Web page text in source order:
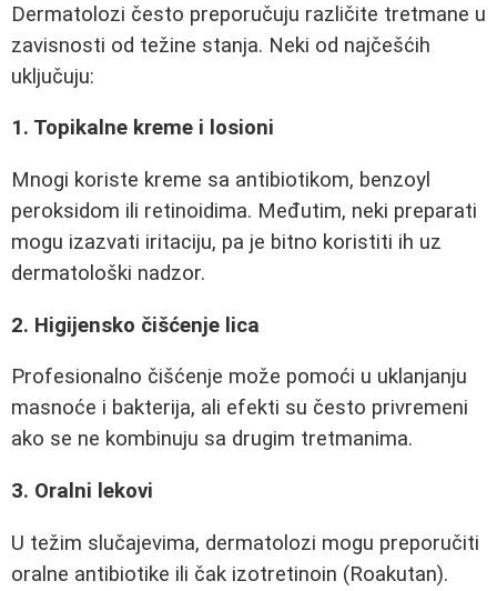
Dermatolozi često preporučuju različite tretmane u
zavisnosti od težine stanja. Neki od najčešćih
uključuju:
1. Topikalne kreme i losioni
Mnogi koriste kreme sa antibiotikom, benzoyl
peroksidom ili retinoidima. Međutim, neki preparati
mogu izazvati iritaciju, pa je bitno koristiti ih uz
dermatološki nadzor.
2. Higijensko čišćenje lica
Profesionalno čišćenje može pomoći u uklanjanju
masnoće i bakterija, ali efekti su često privremeni
ako se ne kombinuju sa drugim tretmanima.
3. Oralni lekovi
U težim slučajevima, dermatolozi mogu preporučiti
oralne antibiotike ili čak izotretinoin (Roakutan).